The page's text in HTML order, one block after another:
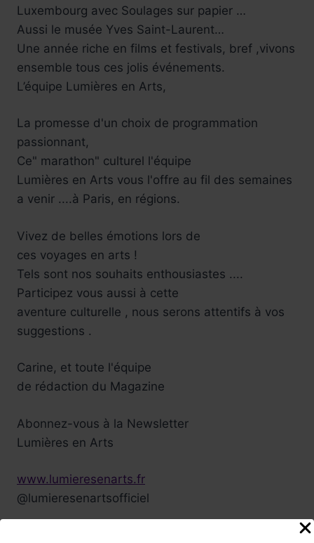
Luxembourg avec Soulages sur papier …
Aussi le musée Yves Saint-Laurent…
Une année riche en films et festivals, bref ,vivons
ensemble tous ces jolis événements.
L’équipe Lumières en Arts,
La promesse d'un choix de programmation
passionnant,
Ce" marathon" culturel l'équipe
Lumières en Arts vous l'offre au fil des semaines
a venir ....à Paris, en régions.
Vivez de belles émotions lors de
ces voyages en arts !
Tels sont nos souhaits enthousiastes ....
Participez vous aussi à cette
aventure culturelle , nous serons attentifs à vos
suggestions .
Carine, et toute l'équipe
de rédaction du Magazine
Abonnez-vous à la Newsletter
Lumières en Arts
www.lumieresenarts.fr
@lumieresenartsofficiel